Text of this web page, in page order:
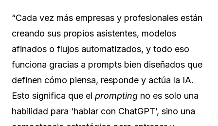
“Cada vez más empresas y profesionales están
creando sus propios asistentes, modelos
afinados o flujos automatizados, y todo eso
funciona gracias a prompts bien diseñados que
definen cómo piensa, responde y actúa la IA.
Esto significa que el prompting no es solo una
habilidad para ‘hablar con ChatGPT’, sino una